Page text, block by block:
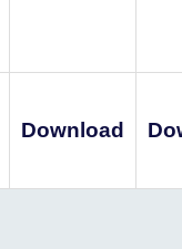
Download